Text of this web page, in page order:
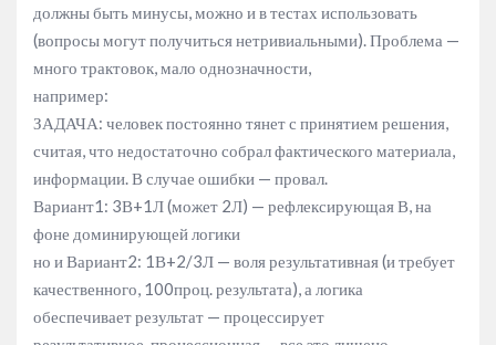
должны быть минусы, можно и в тестах использовать
(вопросы могут получиться нетривиальными). Проблема —
много трактовок, мало однозначности,
например:
ЗАДАЧА: человек постоянно тянет с принятием решения,
считая, что недостаточно собрал фактического материала,
информации. В случае ошибки — провал.
Вариант1: 3В+1Л (может 2Л) — рефлексирующая В, на
фоне доминирующей логики
но и Вариант2: 1В+2/3Л — воля результативная (и требует
качественного, 100проц. результата), а логика
обеспечивает результат — процессирует